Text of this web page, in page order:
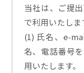
当社は、ご提
で利用いたしま
(1) 氏名、e-
名、電話番号
用いたします。